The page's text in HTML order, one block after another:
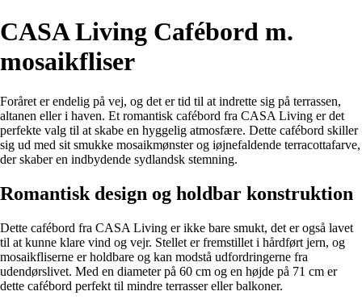
CASA Living Cafébord m.
mosaikfliser
Foråret er endelig på vej, og det er tid til at indrette sig på terrassen,
altanen eller i haven. Et romantisk cafébord fra CASA Living er det
perfekte valg til at skabe en hyggelig atmosfære. Dette cafébord skiller
sig ud med sit smukke mosaikmønster og iøjnefaldende terracottafarve,
der skaber en indbydende sydlandsk stemning.
Romantisk design og holdbar konstruktion
Dette cafébord fra CASA Living er ikke bare smukt, det er også lavet
til at kunne klare vind og vejr. Stellet er fremstillet i hårdført jern, og
mosaikfliserne er holdbare og kan modstå udfordringerne fra
udendørslivet. Med en diameter på 60 cm og en højde på 71 cm er
dette cafébord perfekt til mindre terrasser eller balkoner.